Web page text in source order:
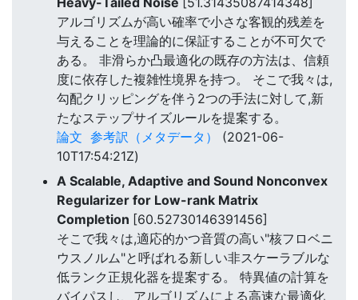
アルゴリズムが高い確率で小さな客観的残差を
与えることを理論的に保証することが不可欠で
ある。 非滑らか凸最適化の既存の方法は、信頼
度に依存した複雑性境界を持つ。 そこで我々は,
勾配クリッピングを伴う2つの手法に対して,新
たなステップサイズルールを提案する。
論文 参考訳（メタデータ）
(2021-06-
10T17:54:21Z)
A Scalable, Adaptive and Sound Nonconvex
Regularizer for Low-rank Matrix
Completion [60.52730146391456]
そこで我々は,適応的かつ音質の高い"核フロベニ
ウスノルム"と呼ばれる新しい非スケーラブルな
低ランク正規化器を提案する。 特異値の計算を
バイパスし、アルゴリズムによる高速な最適化